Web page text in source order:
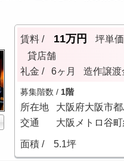
賃料 / 11万円
坪単価
貸店舗
礼金 /
6ヶ月 造作譲渡
募集階数 / 1階
所在地
大阪府大阪市
交通
大阪メトロ谷
面積 /
5.1坪